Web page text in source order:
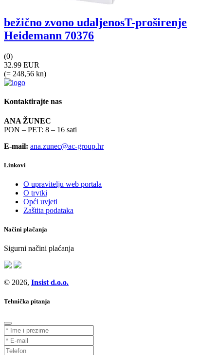
bežično zvono udaljenosT-proširenje
Heidemann 70376
(0)
32.99 EUR
(= 248,56 kn)
Kontaktirajte nas
ANA ŽUNEC
PON – PET: 8 – 16 sati
E-mail: ana.zunec@ac-group.hr
Linkovi
O upravitelju web portala
O trvtki
Opći uvjeti
Zaštita podataka
Načini plačanja
Sigurni načini plaćanja
© 2026, Insist d.o.o.
Tehnička pitanja